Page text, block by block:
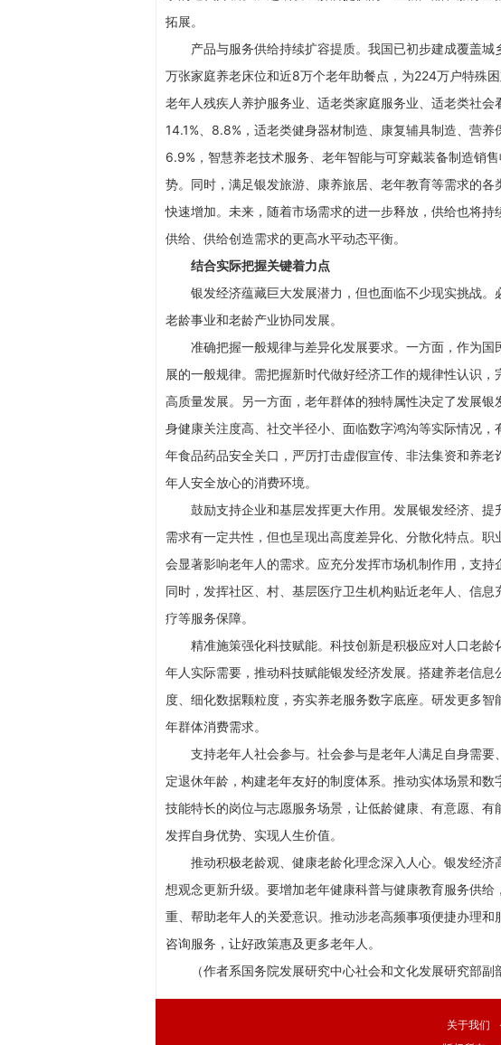
拓展。
产品与服务供给持续扩容提质。我国已初步建成覆盖
万张家庭养老床位和近8万个老年助餐点，为224万户特殊
老年人残疾人养护服务业、适老类家庭服务业、适老类社会
14.1%、8.8%，适老类健身器材制造、康复辅具制造、营养
6.9%，智慧养老技术服务、老年智能与可穿戴装备制造销
势。同时，满足银发旅游、康养旅居、老年教育等需求的
快速增加。未来，随着市场需求的进一步释放，供给也将
供给、供给创造需求的更高水平动态平衡。
结合实际把握关键着力点
银发经济蕴藏巨大发展潜力，但也面临不少现实挑战
老龄事业和老龄产业协同发展。
准确把握一般规律与差异化发展要求。一方面，作为
展的一般规律。需把握新时代做好经济工作的规律性认识
高质量发展。另一方面，老年群体的独特属性决定了发展
身健康关注度高、社交半径小、面临数字鸿沟等实际情况
年食品药品安全关口，严厉打击虚假宣传、非法集资和养
年人安全放心的消费环境。
鼓励支持企业和基层发挥更大作用。发展银发经济、
需求有一定共性，但也呈现出高度差异化、分散化特点。
会显著影响老年人的需求。应充分发挥市场机制作用，支持
同时，发挥社区、村、基层医疗卫生机构贴近老年人、信
疗等服务保障。
精准施策强化科技赋能。科技创新是积极应对人口老
年人实际需要，推动科技赋能银发经济发展。搭建养老信
度、细化数据颗粒度，夯实养老服务数字底座。研发更多
年群体消费需求。
支持老年人社会参与。社会参与是老年人满足自身需
定退休年龄，构建老年友好的制度体系。推动实体场景和数
技能特长的岗位与志愿服务场景，让低龄健康、有意愿、
发挥自身优势、实现人生价值。
推动积极老龄观、健康老龄化理念深入人心。银发经
想观念更新升级。要增加老年健康科普与健康教育服务供
重、帮助老年人的关爱意识。推动涉老高频事项便捷办理
咨询服务，让好政策惠及更多老年人。
（作者系国务院发展研究中心社会和文化发展研究部副
关于我们